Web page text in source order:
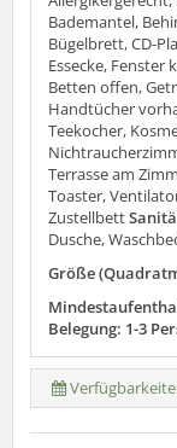
Bademantel,
Bügelbrett, CD-
Essecke,
Betten offen,
Handtücher
Teekocher,
Terrasse am
Toaster,
Zustellbett
Dusche,
Größe
Belegung: 1-3